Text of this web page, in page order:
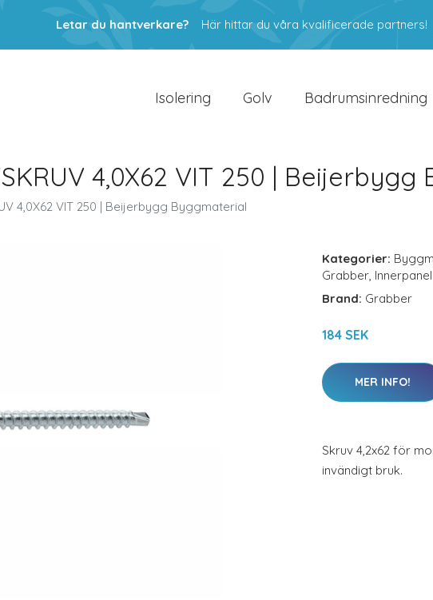
Letar du hantverkare? Här hittar du våra kvalificerade partners!
Isolering Golv Badrumsinredning
4,0X62 VIT 250 |
4,0X62 VIT 250 | Beijerbygg Byggmaterial
Kategorier:
Grabber, Innerpanel
Brand: Grabber
184 SEK
MER INFO!
Skruv 4,2x62 för
invändigt bruk.